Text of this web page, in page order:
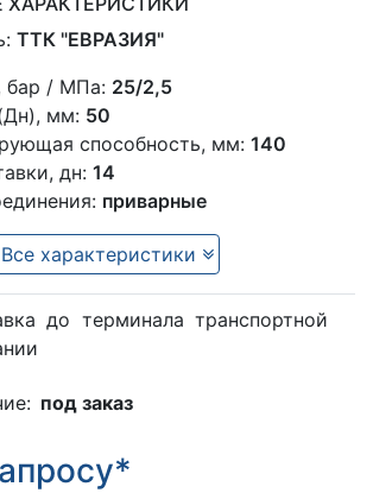
ТТК "ЕВРАЗИЯ"
бар / МПа: 25/2,5
мм: 50
способность, мм: 140
дн: 14
приварные
Все характеристики
до терминала транспортной
под заказ